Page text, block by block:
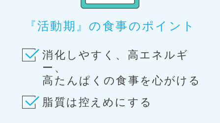
『活動期』の食事のポイント
消化しやすく、高エネルギ
ー、
高たんぱくの食事を心がける
脂質は控えめにする